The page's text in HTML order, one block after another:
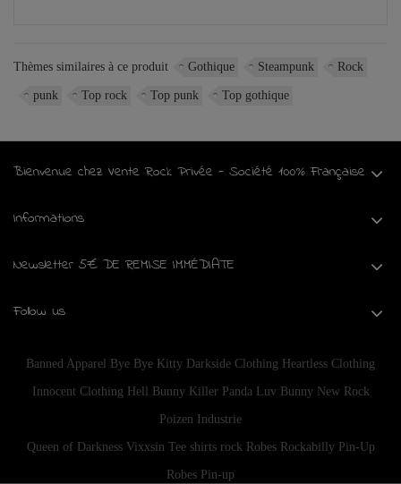
Thèmes similaires à ce produit Gothique Steampunk Rock
punk Top rock Top punk Top gothique
Bienvenue chez Vente Rock Privée - Société 100% Française
Informations
Newsletter 5€ DE REMISE IMMÉDIATE
Follow us
Banned Apparel Bye Bye Kitty Darkside Clothing Heartless Clothing
Innocent Clothing Hell Bunny Killer Panda Luv Bunny New Rock
Poizen Industrie
Queen of Darkness Vixxsin Tee shirts rock Robes Rockabilly Pin-Up
Robes Pin-up